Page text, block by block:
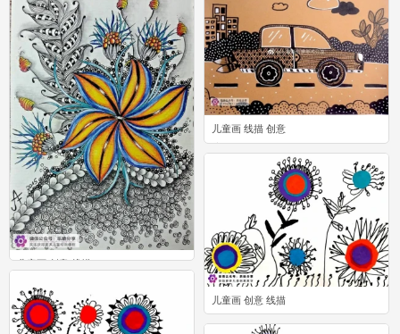
儿童画 创意 线描
儿童画 线描 创意
0
儿童画 创意 线描
0